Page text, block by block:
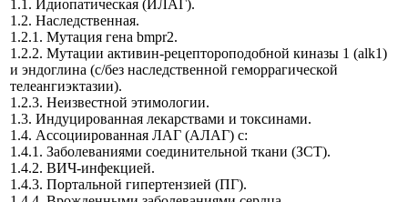
1.1. Идиопатическая (ИЛАГ).
1.2. Наследственная.
1.2.1. Мутация гена bmpr2.
1.2.2. Мутации активин-рецептороподобной киназы 1 (alk1)
и эндоглина (с/без наследственной геморрагической
телеангиэктазии).
1.2.3. Неизвестной этимологии.
1.3. Индуцированная лекарствами и токсинами.
1.4. Ассоциированная ЛАГ (АЛАГ) с:
1.4.1. Заболеваниями соединительной ткани (ЗСТ).
1.4.2. ВИЧ-инфекцией.
1.4.3. Портальной гипертензией (ПГ).